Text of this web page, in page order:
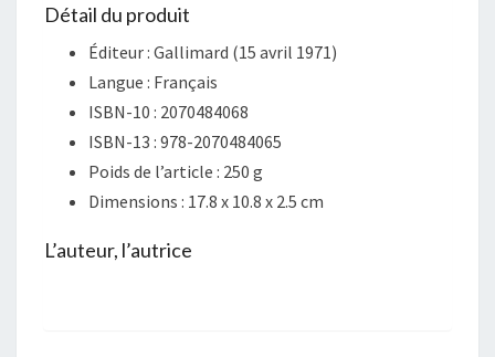
Détail du produit
Éditeur : Gallimard (15 avril 1971)
Langue : Français
ISBN-10 : 2070484068
ISBN-13 : 978-2070484065
Poids de l’article : 250 g
Dimensions : 17.8 x 10.8 x 2.5 cm
L’auteur, l’autrice